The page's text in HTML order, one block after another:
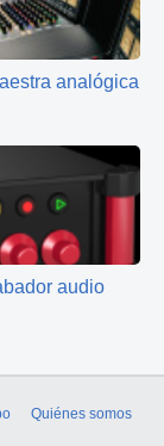
analógica
audio
Quiénes somos